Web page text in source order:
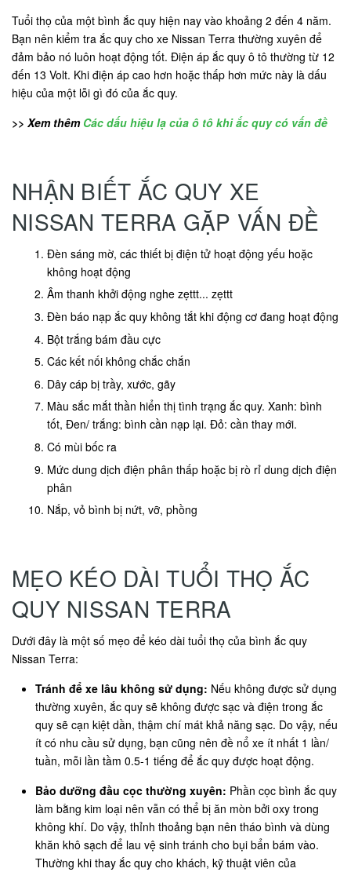
Tuổi thọ của một bình ắc quy hiện nay vào khoảng 2 đến 4 năm.
Bạn nên kiểm tra ắc quy cho xe Nissan Terra thường xuyên để
đảm bảo nó luôn hoạt động tốt. Điện áp ắc quy ô tô thường từ 12
đến 13 Volt. Khi điện áp cao hơn hoặc thấp hơn mức này là dấu
hiệu của một lỗi gì đó của ắc quy.
>> Xem thêm Các dấu hiệu lạ của ô tô khi ắc quy có vấn đề
NHẬN BIẾT ẮC QUY XE
NISSAN TERRA GẶP VẤN ĐỀ
Đèn sáng mờ, các thiết bị điện tử hoạt động yếu hoặc
không hoạt động
Âm thanh khởi động nghe zẹttt... zẹttt
Đèn báo nạp ắc quy không tắt khi động cơ đang hoạt động
Bột trắng bám đầu cực
Các kết nối không chắc chắn
Dây cáp bị trầy, xước, gãy
Màu sắc mắt thần hiển thị tình trạng ắc quy. Xanh: bình
tốt, Đen/ trắng: bình cần nạp lại. Đỏ: cần thay mới.
Có mùi bốc ra
Mức dung dịch điện phân thấp hoặc bị rò rỉ dung dịch điện
phân
Nắp, vỏ bình bị nứt, vỡ, phồng
MẸO KÉO DÀI TUỔI THỌ ẮC
QUY NISSAN TERRA
Dưới đây là một số mẹo để kéo dài tuổi thọ của bình ắc quy
Nissan Terra:
Tránh để xe lâu không sử dụng: Nếu không được sử dụng
thường xuyên, ắc quy sẽ không được sạc và điện trong ắc
quy sẽ cạn kiệt dần, thậm chí mát khả năng sạc. Do vậy, nếu
ít có nhu cầu sử dụng, bạn cũng nên đề nổ xe ít nhất 1 lần/
tuần, mỗi lần tầm 0.5-1 tiếng để ắc quy được hoạt động.
Bảo dưỡng đầu cọc thường xuyên: Phần cọc bình ắc quy
làm bằng kim loại nên vẫn có thể bị ăn mòn bởi oxy trong
không khí. Do vậy, thỉnh thoảng bạn nên tháo bình và dùng
khăn khô sạch để lau vệ sinh tránh cho bụi bẩn bám vào.
Thường khi thay ắc quy cho khách, kỹ thuật viên của